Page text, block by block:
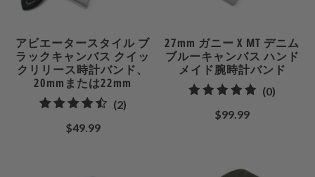
アビエータースタイル ブ
ラックキャンバス クイッ
クリリース時計バンド、
20mmまたは22mm
(2)2
$49.99
27mm ガニー X MT デニム
ブルーキャンバス ハンド
メイド腕時計バンド
(0)
$99.99